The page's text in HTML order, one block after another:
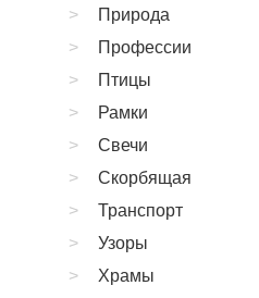
Природа
Профессии
Птицы
Рамки
Свечи
Скорбящая
Транспорт
Узоры
Храмы